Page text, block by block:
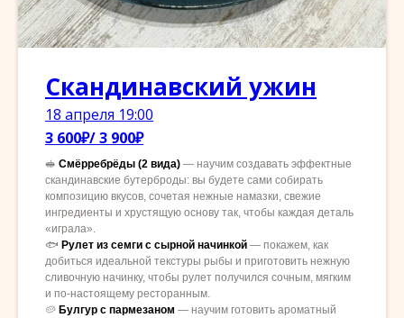
Скандинавский ужин
18 апреля 19:00
3 600₽/ 3 900₽
🥪 Смёрребрёды (2 вида) — научим создавать эффектные
скандинавские бутерброды: вы будете сами собирать
композицию вкусов, сочетая нежные намазки, свежие
ингредиенты и хрустящую основу так, чтобы каждая деталь
«играла».
🐟 Рулет из семги с сырной начинкой — покажем, как
добиться идеальной текстуры рыбы и приготовить нежную
сливочную начинку, чтобы рулет получился сочным, мягким
и по-настоящему ресторанным.
🥔 Булгур с пармезаном — научим готовить ароматный